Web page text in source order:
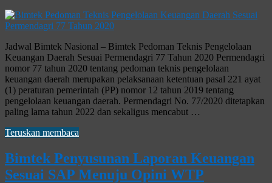
Jadwal Bimtek Nasional – Bimtek Pedoman Teknis Pengelolaan
Keuangan Daerah Sesuai Permendagri 77 Tahun 2020 Permendagri
nomor 77 tahun 2020 tentang pedoman teknis pengelolaan
keuangan daerah merupakan pelaksanaan ketentuan pasal 221 ayat
(1) peraturan pemerintah (PP) nomor 12 tahun 2019 tentang
pengelolaan keuangan daerah. Permendagri No. 77/2020 ditetapkan
paling lama tahun 2022 dan sekaligus mencabut …
Teruskan membaca
Bimtek Penyusunan Laporan Keuangan
Sesuai SAP Menuju Opini WTP